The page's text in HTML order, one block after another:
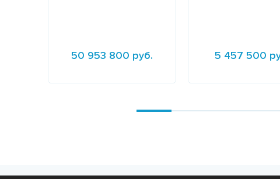
50 953 800 руб. 5 457 500